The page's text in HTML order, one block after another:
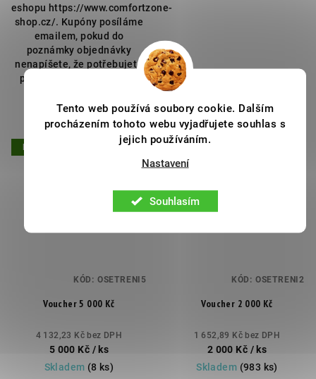
Tento web používá soubory cookie. Dalším
procházením tohoto webu vyjadřujete souhlas s
jejich používáním.
Nastavení
Souhlasím
eshopu https://www.comfortzone-
shop.cz/. Kupóny posíláme
emailem, pokud do
poznámky objednávky
nenapíšete, že potřebujete
poslat fyzicky. V případě,
Voucher 5 000 Kč
4 132,23 Kč bez DPH
5 000 Kč / ks
Skladem (8 ks)
KÓD: OSETRENI5
Voucher 2 000 Kč
1 652,89 Kč bez DPH
2 000 Kč / ks
Skladem (983 ks)
KÓD: OSETRENI2